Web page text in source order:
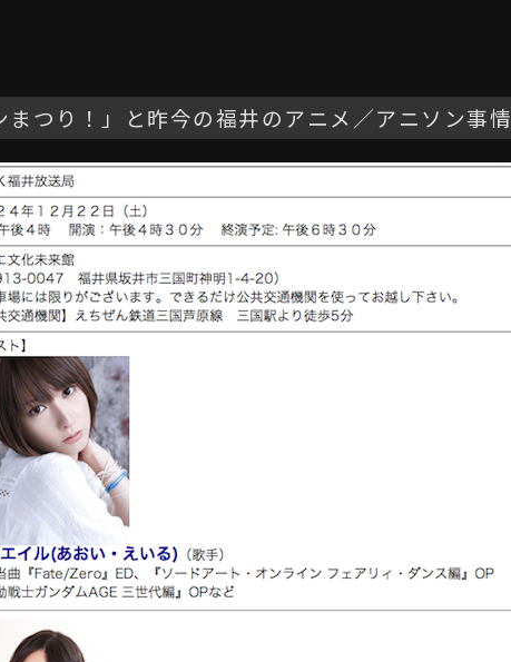
まつり！」と昨今の福井のアニメ／アニソン事情